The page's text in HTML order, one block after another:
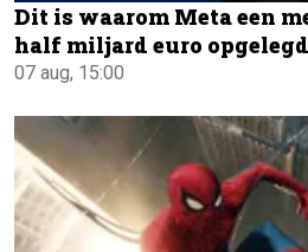
Dit is waarom Meta een
half miljard euro
07 aug, 15:00